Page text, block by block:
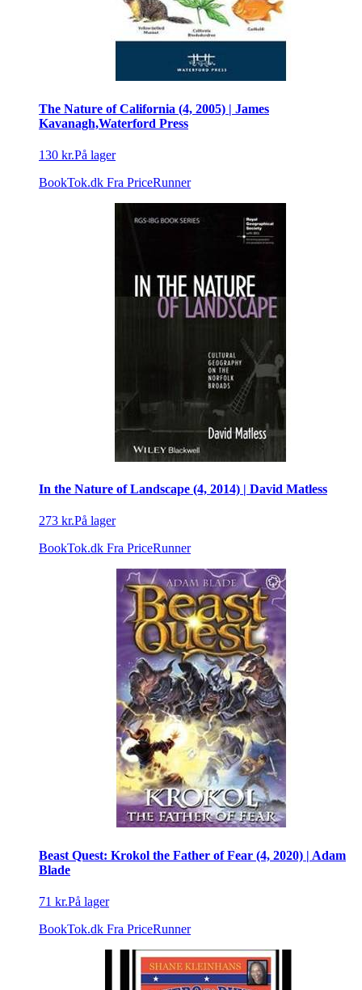
The Nature of California (4, 2005) | James
Kavanagh,Waterford Press
130 kr.På lager
BookTok.dk Fra PriceRunner
In the Nature of Landscape (4, 2014) | David Matless
273 kr.På lager
BookTok.dk Fra PriceRunner
Beast Quest: Krokol the Father of Fear (4, 2020) | Adam
Blade
71 kr.På lager
BookTok.dk Fra PriceRunner